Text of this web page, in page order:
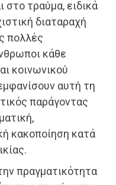
στο τραύμα, ειδικά
διαταραχή
πολλές
κάθε
κοινωνικού
αυτή τη
παράγοντας
κακοποίηση κατά
πραγματικότητα